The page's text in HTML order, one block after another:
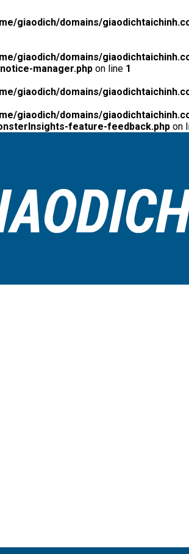
giaodich/domains/
giaodich/domains/
manager.php on line 1
giaodich/domains/
giaodich/domains/
feature-feedback.php on